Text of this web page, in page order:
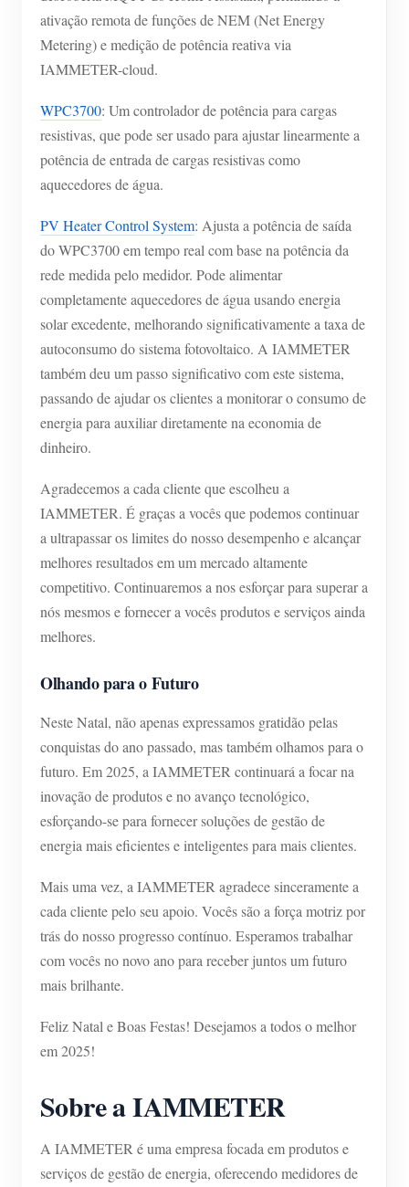
ativação remota de funções de NEM (Net Energy
Metering) e medição de potência reativa via
IAMMETER-cloud.
WPC3700: Um controlador de potência para cargas
resistivas, que pode ser usado para ajustar linearmente a
potência de entrada de cargas resistivas como
aquecedores de água.
PV Heater Control System: Ajusta a potência de saída
do WPC3700 em tempo real com base na potência da
rede medida pelo medidor. Pode alimentar
completamente aquecedores de água usando energia
solar excedente, melhorando significativamente a taxa de
autoconsumo do sistema fotovoltaico. A IAMMETER
também deu um passo significativo com este sistema,
passando de ajudar os clientes a monitorar o consumo de
energia para auxiliar diretamente na economia de
dinheiro.
Agradecemos a cada cliente que escolheu a
IAMMETER. É graças a vocês que podemos continuar
a ultrapassar os limites do nosso desempenho e alcançar
melhores resultados em um mercado altamente
competitivo. Continuaremos a nos esforçar para superar a
nós mesmos e fornecer a vocês produtos e serviços ainda
melhores.
Olhando para o Futuro
Neste Natal, não apenas expressamos gratidão pelas
conquistas do ano passado, mas também olhamos para o
futuro. Em 2025, a IAMMETER continuará a focar na
inovação de produtos e no avanço tecnológico,
esforçando-se para fornecer soluções de gestão de
energia mais eficientes e inteligentes para mais clientes.
Mais uma vez, a IAMMETER agradece sinceramente a
cada cliente pelo seu apoio. Vocês são a força motriz por
trás do nosso progresso contínuo. Esperamos trabalhar
com vocês no novo ano para receber juntos um futuro
mais brilhante.
Feliz Natal e Boas Festas! Desejamos a todos o melhor
em 2025!
Sobre a IAMMETER
A IAMMETER é uma empresa focada em produtos e
serviços de gestão de energia, oferecendo medidores de